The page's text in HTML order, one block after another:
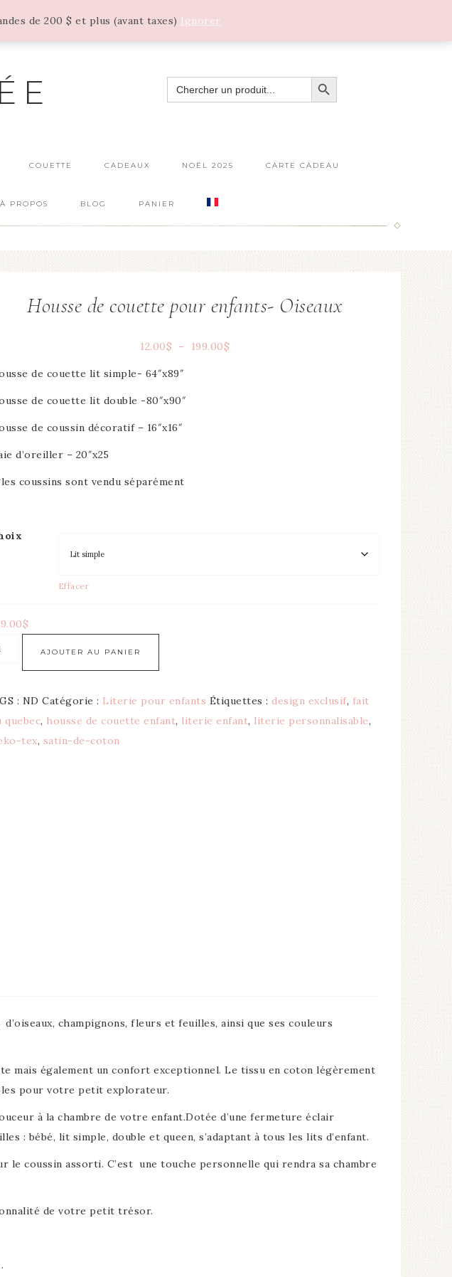
de 200 $ et plus (avant taxes) Ignorer
SEARCH
FOR:
SEARCH BUTTON
COUETTE CADEAUX NOËL 2025 CARTE CADEAU
À PROPOS BLOG PANIER
Housse de couette pour enfants- Oiseaux
12.00$ – 199.00$
de couette lit simple- 64″x89″
de couette lit double -80″x90″
de coussin décoratif – 16″x16″
d’oreiller – 20″x25
coussins sont vendu séparément
Effacer
$
AJOUTER AU PANIER
: ND Catégorie : Literie pour enfants Étiquettes : design exclusif, fait
quebec, housse de couette enfant, literie enfant, literie personnalisable,
tex, satin-de-coton
champignons, fleurs et feuilles, ainsi que ses couleurs
mais également un confort exceptionnel. Le tissu en coton légèrement
pour votre petit explorateur.
à la chambre de votre enfant.Dotée d’une fermeture éclair
: bébé, lit simple, double et queen, s’adaptant à tous les lits d’enfant.
coussin assorti. C’est une touche personnelle qui rendra sa chambre
de votre petit trésor.